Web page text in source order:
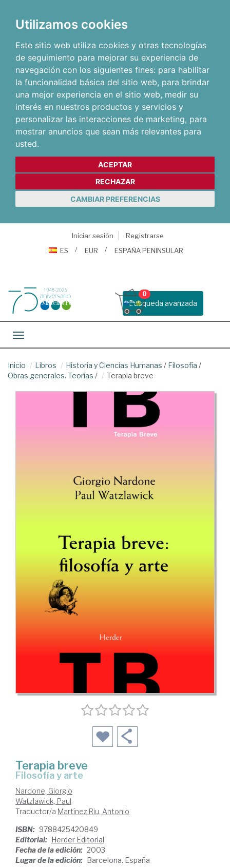
Utilizamos cookies
Este sitio web utiliza cookies y otras tecnologías
de seguimiento para mejorar su experiencia de
navegación con los siguientes fines: para habilitar
la funcionalidad básica del sitio web, para brindar
una mejor experiencia en el sitio web, medir su
interés en nuestros productos y servicios y
personalizar las interacciones de marketing, para
mostrar anuncios que sean más relevantes para
usted.
ACEPTAR
RECHAZAR
CAMBIAR PREFERENCIAS
Iniciar sesión
Registrarse
ES
EUR ESPAÑA PENINSULAR
Busqueda avanzada
0
Toggle navigation
Inicio Libros Historia y Ciencias Humanas / Filosofía /
Obras generales. Teorías / Terapia breve
Terapia breve
filosofía y arte
Nardone, Giorgio
Watzlawick, Paul
Traductor/a Martínez Riu, Antonio
ISBN: 9788425420849
Editorial: Herder Editorial
Fecha de la edición: 2003
Lugar de la edición: Barcelona. España